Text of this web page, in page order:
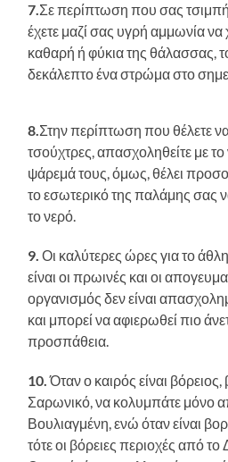
7.Σε περίπτωση που σας
έχετε μαζί σας υγρή αμμωνία
καθαρή ή φύκια της θάλασσας,
δεκάλεπτο ένα στρώμα στο
8.Στην περίπτωση που θέλετε
τσούχτρες, απασχοληθείτε με το
ψάρεμά τους, όμως, θέλει
το εσωτερικό της παλάμης σας
το νερό.
9.Οι καλύτερες ώρες για το
είναι οι πρωινές και οι
οργανισμός δεν είναι
και μπορεί να αφιερωθεί πιο
προσπάθεια.
10.Όταν ο καιρός είναι
Σαρωνικό, να κολυμπάτε μόνο
Βουλιαγμένη, ενώ όταν είναι
τότε οι βόρειες περιοχές από το